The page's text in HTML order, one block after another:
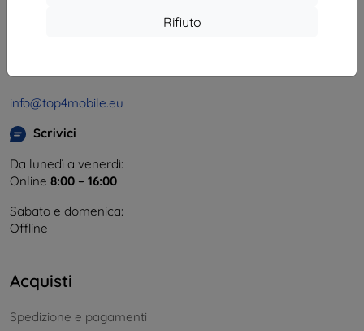
Rifiuto
info@top4mobile.eu
Scrivici
Da lunedì a venerdì:
Online 8:00 – 16:00
Sabato e domenica:
Offline
Acquisti
Spedizione e pagamenti